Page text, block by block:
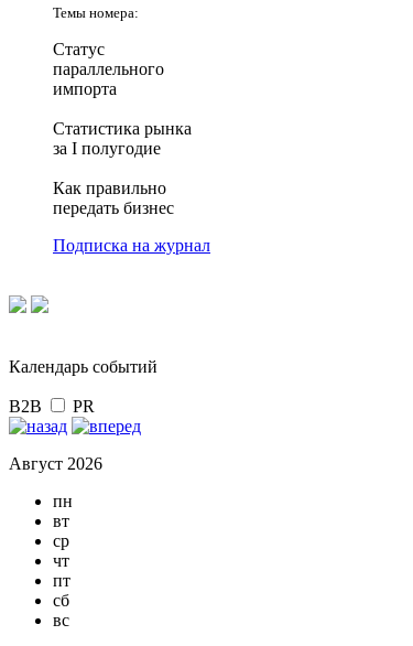
Темы номера:
Статус
параллельного
импорта
Статистика рынка
за I полугодие
Как правильно
передать бизнес
Подписка на журнал
Календарь событий
B2B PR
Август 2026
пн
вт
ср
чт
пт
сб
вс